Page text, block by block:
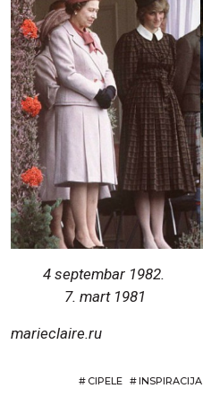
4 septembar 1982.
7. mart 1981
marieclaire.ru
# CIPELE #INSPIRACIJA